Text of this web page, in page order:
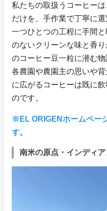
私たちの取扱うコーヒー
だけを、手作業で丁寧に選
一つひとつの工程に手間
のないクリーンな味と香
のコーヒー豆一粒に潜む物
各農園や農園主の思いや
に広がるコーヒーは既に
のです。
※EL ORIGENホームペー
す。
南米の原点・インディ